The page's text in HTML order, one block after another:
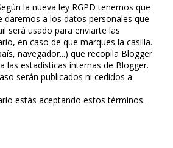
la nueva ley RGPD tenemos que
daremos a los datos personales que
será usado para enviarte las
en caso de que marques la casilla.
navegador...) que recopila Blogger
las estadísticas internas de Blogger.
serán publicados ni cedidos a
estás aceptando estos términos.